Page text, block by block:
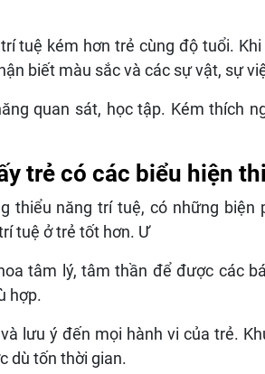
tuệ kém hơn trẻ cùng độ tuổi.
biết màu sắc và các sự vật, sự
quan sát, học tập. Kém thích
trẻ có các biểu hiện
thiểu năng trí tuệ, có những biện
tuệ ở trẻ tốt hơn. Ư
tâm lý, tâm thần để được các
hợp.
lưu ý đến mọi hành vi của trẻ.
dù tốn thời gian.